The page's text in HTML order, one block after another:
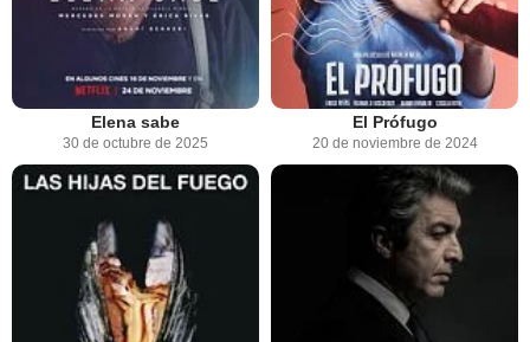
Elena sabe
30 de octubre de 2025
El Prófugo
20 de noviembre de 2024